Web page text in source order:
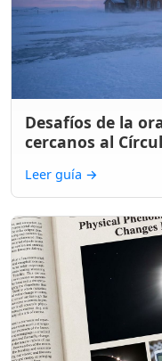
Desafíos de la
cercanos al
Leer guía →